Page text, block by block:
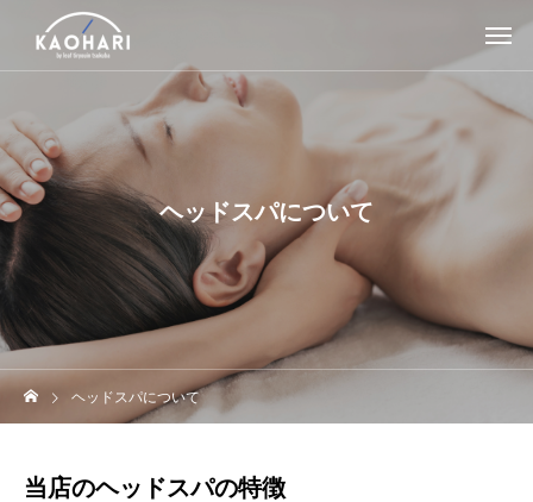
ヘッドスパについて
ヘッドスパについて
当店のヘッドスパの特徴